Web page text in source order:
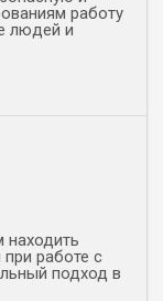
работу
людей и
находить
работе с
подход в